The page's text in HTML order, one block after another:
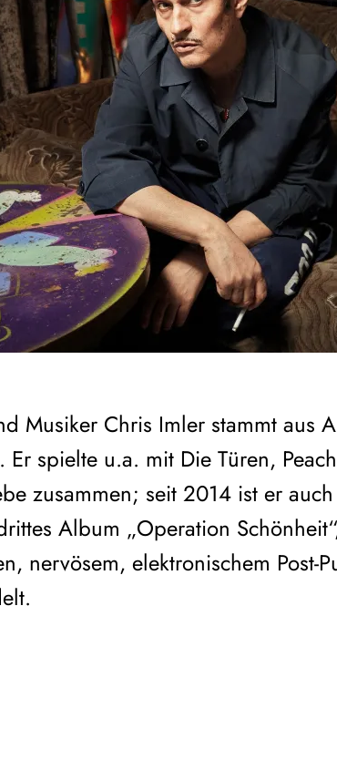
Musiker Chris Imler stammt aus
spielte u.a. mit Die Türen,
zusammen; seit 2014 ist er
Album „Operation
nervösem, elektronischem Post-